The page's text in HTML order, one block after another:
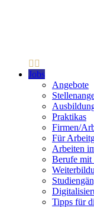
Jobs
Angebote
Praktikas
Firmen/
Für
Arbeiten
Berufe
Tipps für